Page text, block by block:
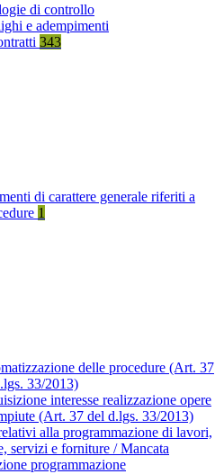
di controllo
e adempimenti
343
di carattere generale riferiti a
1
delle procedure (Art. 37
33/2013)
interesse realizzazione opere
(Art. 37 del d.lgs. 33/2013)
alla programmazione di lavori,
servizi e forniture / Mancata
programmazione